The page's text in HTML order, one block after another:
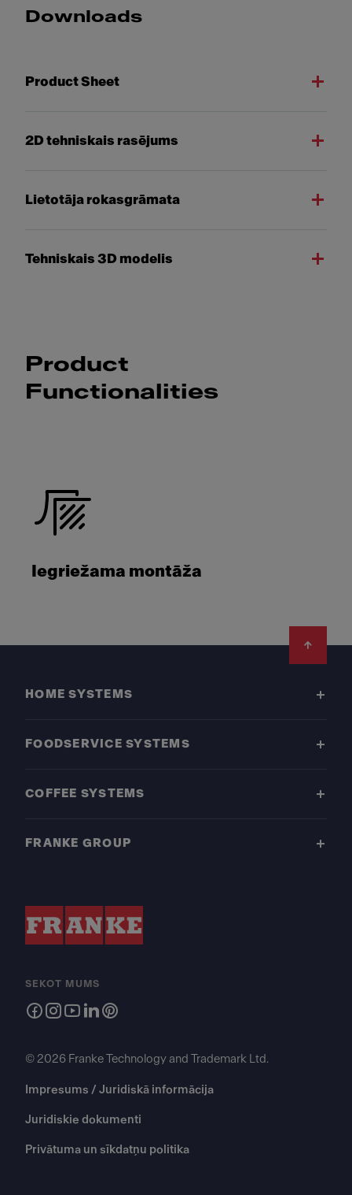
Downloads
Product Sheet
2D tehniskais rasējums
Lietotāja rokasgrāmata
Tehniskais 3D modelis
Product
Functionalities
Iegriežama montāža
HOME SYSTEMS
FOODSERVICE SYSTEMS
COFFEE SYSTEMS
FRANKE GROUP
SEKOT MUMS
© 2026 Franke Technology and Trademark Ltd.
Impresums / Juridiskā informācija
Juridiskie dokumenti
Privātuma un sīkdatņu politika